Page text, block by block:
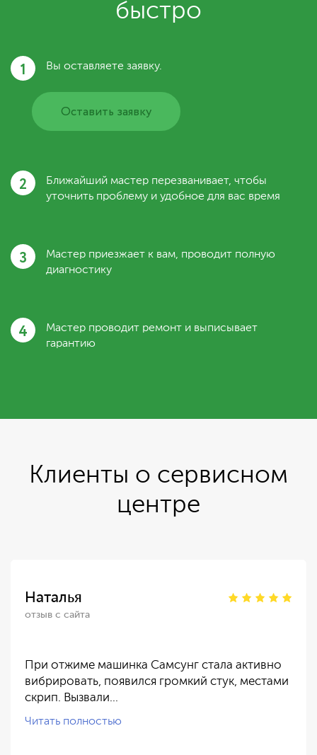
быстро
1 Вы оставляете заявку.
Оставить заявку
2
Ближайший мастер перезванивает, чтобы
уточнить проблему и удобное для вас время
3
Мастер приезжает к вам, проводит полную
диагностику
4
Мастер проводит ремонт и выписывает
гарантию
Клиенты о сервисном
центре
Наталья
отзыв с сайта
При отжиме машинка Самсунг стала активно
вибрировать, появился громкий стук, местами
скрип. Вызвали…
Читать полностью